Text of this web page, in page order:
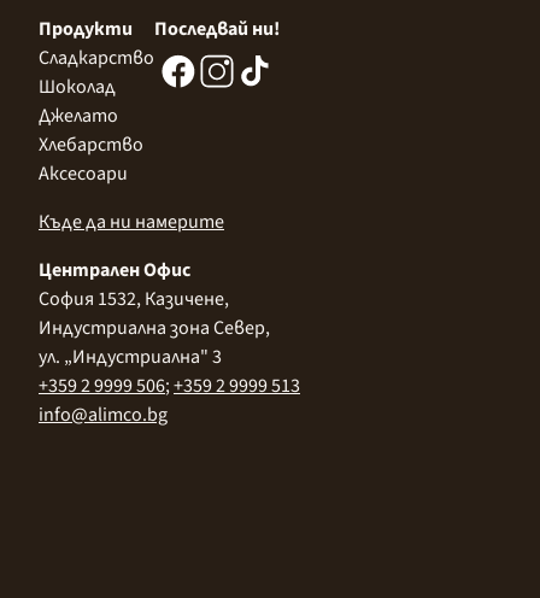
Продукти
Сладкарство
Шоколад
Джелато
Хлебарство
Аксесоари
Последвай ни!
Къде да ни намерите
Централен Офис
София 1532, Казичене,
Индустриална зона Север,
ул. „Индустриална" 3
+359 2 9999 506;+359 2 9999 513
info@alimco.bg